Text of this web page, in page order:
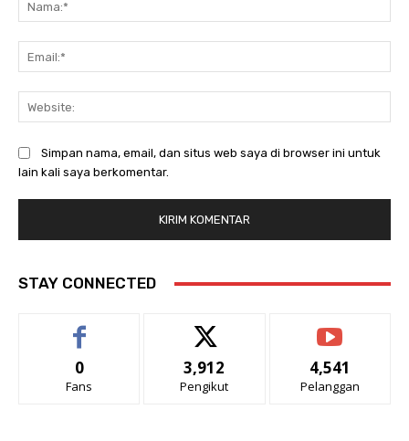
Simpan nama, email, dan situs web saya di browser ini untuk
lain kali saya berkomentar.
STAY CONNECTED
0
Fans
3,912
Pengikut
4,541
Pelanggan